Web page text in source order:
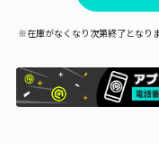
※在庫がなくなり次第終了となり